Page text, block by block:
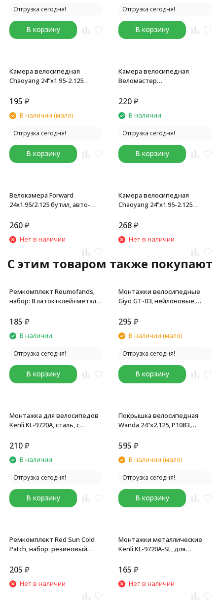
Отгрузка сегодня!
В корзину
Отгрузка сегодня!
В корзину
Камера велосипедная
Chaoyang 24"x1.95-2.125
мм, бутиловая
195 ₽
В наличии (мало)
Отгрузка сегодня!
В корзину
Камера велосипедная
Веломастер
AV -48 мм, SEYOUN,
220₽
В наличии
Отгрузка сегодня!
В корзину
Велокамера Forward
24x1.95/2.125 бутил, авто-
260₽
Нет в наличии
Камера велосипедная
Chaoyang 24"x1.95-2.125
268₽
Нет в наличии
C этим товаром также покупают
Ремкомплект Reumofands,
набор: 8 латок+клей+метал.
камеры+2 монтировки,
185 ₽
В наличии
Отгрузка сегодня!
В корзину
Монтажки велосипедные
Giyo GT-03, нейлоновые,
295 ₽
В наличии (мало)
Отгрузка сегодня!
В корзину
Монтажка для велосипедов
Kenli KL-9720A, сталь, с
серебристые
210₽
В наличии
Отгрузка сегодня!
В корзину
Покрышка велосипедная
Wanda 24"х2.125, P1083,
595 ₽
В наличии (мало)
Отгрузка сегодня!
В корзину
Ремкомплект Red Sun Cold
Patch, набор: резиновый
метал., 3 монтировки
205 ₽
Нет в наличии
Монтажки металлические
Kenli KL-9720A-SL, для
черный
165 ₽
Нет в наличии